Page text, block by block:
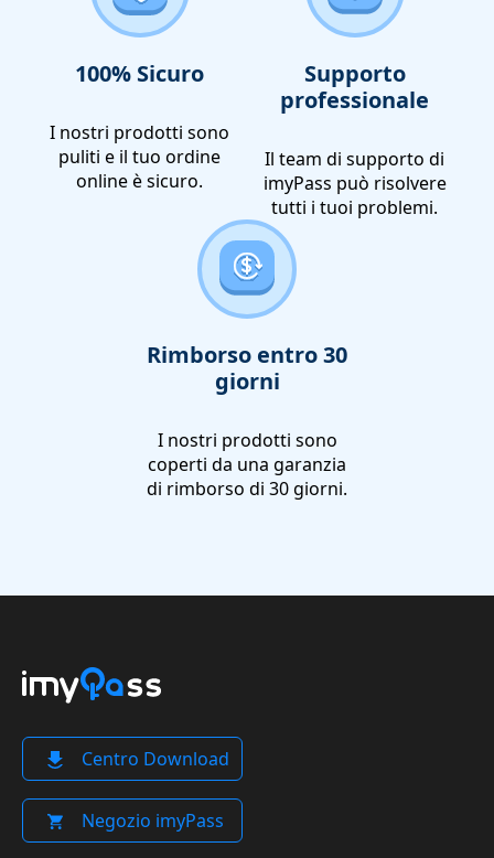
100% Sicuro
I nostri prodotti sono
puliti e il tuo ordine
online è sicuro.
Supporto
professionale
Il team di supporto di
imyPass può risolvere
tutti i tuoi problemi.
Rimborso entro 30
giorni
I nostri prodotti sono
coperti da una garanzia
di rimborso di 30 giorni.
Centro Download
Negozio imyPass